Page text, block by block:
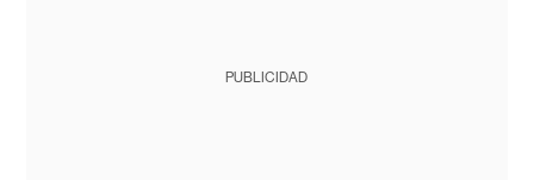
PUBLICIDAD